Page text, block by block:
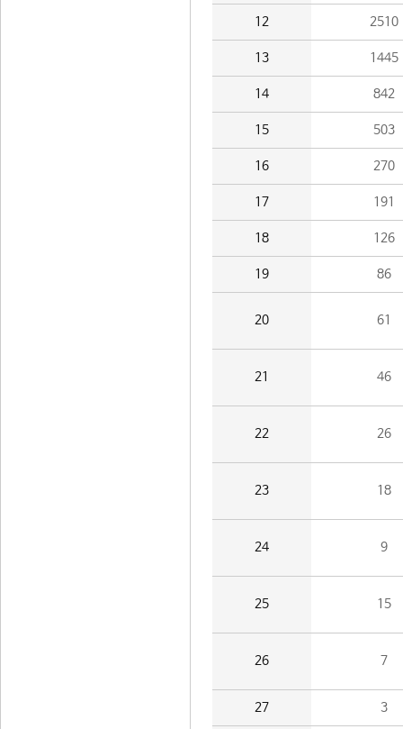
12 2510
13 1445
14 842
15 503
16 270
17 191
18 126
19 86
20 61
21 46
22 26
23 18
24 9
25 15
26 7
27 3